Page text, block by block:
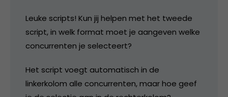
Leuke scripts! Kun jij helpen met het tweede
script, in welk format moet je aangeven welke
concurrenten je selecteert?
Het script voegt automatisch in de
linkerkolom alle concurrenten, maar hoe geef